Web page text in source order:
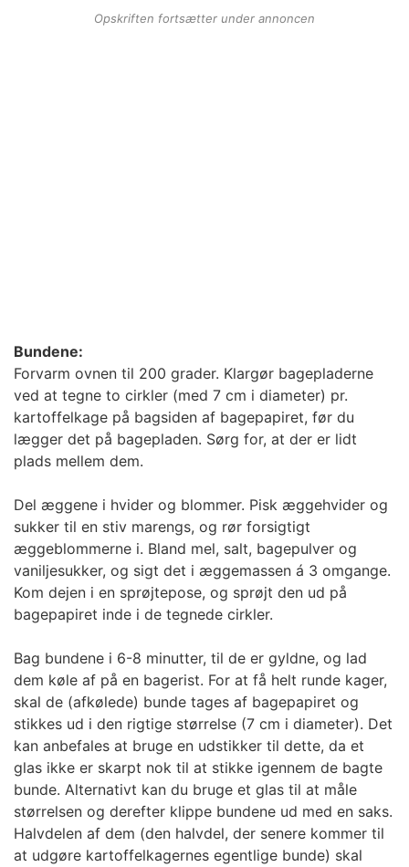
Opskriften fortsætter under annoncen
Bundene:
Forvarm ovnen til 200 grader. Klargør bagepladerne
ved at tegne to cirkler (med 7 cm i diameter) pr.
kartoffelkage på bagsiden af bagepapiret, før du
lægger det på bagepladen. Sørg for, at der er lidt
plads mellem dem.
Del æggene i hvider og blommer. Pisk æggehvider og
sukker til en stiv marengs, og rør forsigtigt
æggeblommerne i. Bland mel, salt, bagepulver og
vaniljesukker, og sigt det i æggemassen á 3 omgange.
Kom dejen i en sprøjtepose, og sprøjt den ud på
bagepapiret inde i de tegnede cirkler.
Bag bundene i 6-8 minutter, til de er gyldne, og lad
dem køle af på en bagerist. For at få helt runde kager,
skal de (afkølede) bunde tages af bagepapiret og
stikkes ud i den rigtige størrelse (7 cm i diameter). Det
kan anbefales at bruge en udstikker til dette, da et
glas ikke er skarpt nok til at stikke igennem de bagte
bunde. Alternativt kan du bruge et glas til at måle
størrelsen og derefter klippe bundene ud med en saks.
Halvdelen af dem (den halvdel, der senere kommer til
at udgøre kartoffelkagernes egentlige bunde) skal